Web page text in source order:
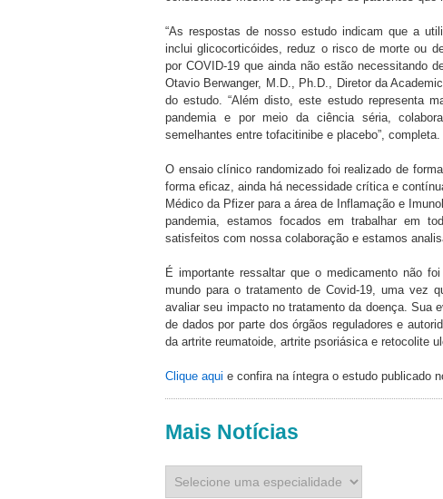
“As respostas de nosso estudo indicam que a
inclui glicocorticóides, reduz o risco de morte ou
por COVID-19 que ainda não estão necessitando
Otavio Berwanger, M.D., Ph.D., Diretor da
do estudo. “Além disto, este estudo representa
pandemia e por meio da ciência séria,
semelhantes entre tofacitinibe e placebo”, completa.
O ensaio clínico randomizado foi realizado de
forma eficaz, ainda há necessidade crítica e
Médico da Pfizer para a área de Inflamação e
pandemia, estamos focados em trabalhar em
satisfeitos com nossa colaboração e estamos
É importante ressaltar que o medicamento não
mundo para o tratamento de Covid-19, uma vez
avaliar seu impacto no tratamento da doença. Sua
de dados por parte dos órgãos reguladores e
da artrite reumatoide, artrite psoriásica e retocolite
Clique aqui e confira na íntegra o estudo publicado
Mais Notícias